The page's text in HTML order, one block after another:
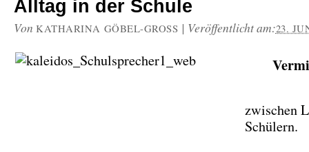
Alltag in der Schule
Von KATHARINA GÖBEL-GROSS | Veröffentlicht am:23.
zwischen
Schülern.